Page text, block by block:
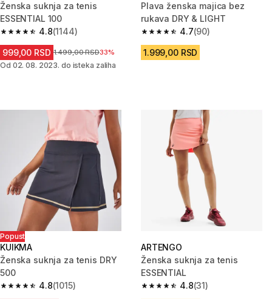
Ženska suknja za tenis
ESSENTIAL 100
4.8
4.8 od 5 zvezdica from 1144 Recenzije
(1144)
999,00 RSD Cena pre sniženja
1.499,00 RSD33%
Od 02. 08. 2023. do isteka zaliha
Plava ženska majica bez
rukava DRY & LIGHT
4.7
4.7 od 5 zvezdica from 90
(90)
1.999,00 RSD
Popust
KUIKMA
Ženska suknja za tenis DRY
500
4.8
4.8 od 5 zvezdica from 1015 Recenzije
(1015)
ARTENGO
Ženska suknja za tenis
ESSENTIAL
4.8
4.8 od 5 zvezdica from 31
(31)